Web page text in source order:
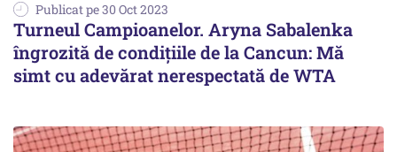
Publicat pe 30 Oct 2023
Turneul Campioanelor. Aryna Sabalenka
îngrozită de condițiile de la Cancun: Mă
simt cu adevărat nerespectată de WTA